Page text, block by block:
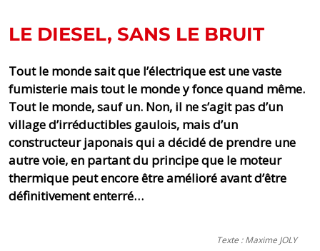
LE DIESEL, SANS LE BRUIT
Tout le monde sait que l’électrique est une vaste
fumisterie mais tout le monde y fonce quand même.
Tout le monde, sauf un. Non, il ne s’agit pas d’un
village d’irréductibles gaulois, mais d’un
constructeur japonais qui a décidé de prendre une
autre voie, en partant du principe que le moteur
thermique peut encore être amélioré avant d’être
définitivement enterré…
Texte : Maxime JOLY